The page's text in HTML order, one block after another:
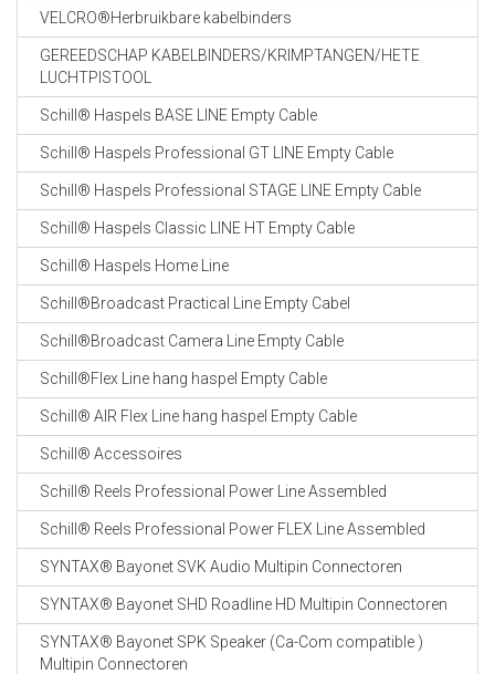
VELCRO®Herbruikbare kabelbinders
GEREEDSCHAP KABELBINDERS/KRIMPTANGEN/HETE
LUCHTPISTOOL
Schill® Haspels BASE LINE Empty Cable
Schill® Haspels Professional GT LINE Empty Cable
Schill® Haspels Professional STAGE LINE Empty Cable
Schill® Haspels Classic LINE HT Empty Cable
Schill® Haspels Home Line
Schill®Broadcast Practical Line Empty Cabel
Schill®Broadcast Camera Line Empty Cable
Schill®Flex Line hang haspel Empty Cable
Schill® AIR Flex Line hang haspel Empty Cable
Schill® Accessoires
Schill® Reels Professional Power Line Assembled
Schill® Reels Professional Power FLEX Line Assembled
SYNTAX® Bayonet SVK Audio Multipin Connectoren
SYNTAX® Bayonet SHD Roadline HD Multipin Connectoren
SYNTAX® Bayonet SPK Speaker (Ca-Com compatible )
Multipin Connectoren